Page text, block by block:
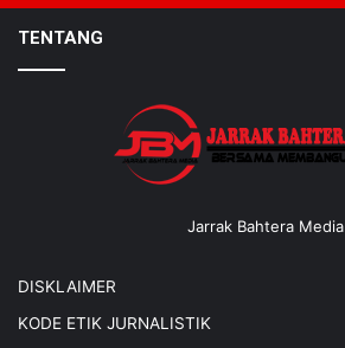
TENTANG
Jarrak Bahtera Media
DISKLAIMER
KODE ETIK JURNALISTIK